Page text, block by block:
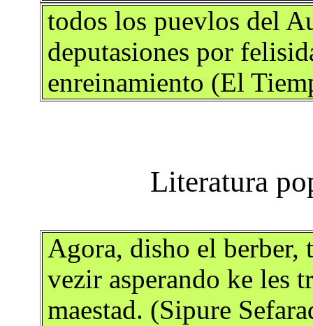
todos los puevlos del
deputasiones por
enreinamiento (El
Agora, disho el berber,
vezir asperando ke les
maestad. (Sipure